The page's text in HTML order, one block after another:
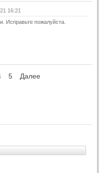
16:21
Исправьте пожалуйста.
5 Далее